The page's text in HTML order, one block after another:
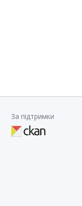
За підтримки